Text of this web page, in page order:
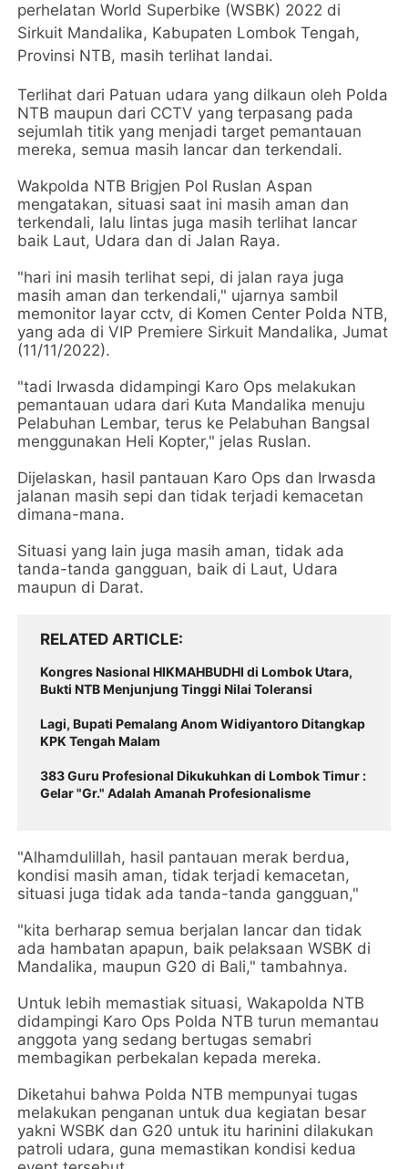
perhelatan World Superbike (WSBK) 2022 di
Sirkuit Mandalika, Kabupaten Lombok Tengah,
Provinsi NTB, masih terlihat landai.
Terlihat dari Patuan udara yang dilkaun oleh Polda
NTB maupun dari CCTV yang terpasang pada
sejumlah titik yang menjadi target pemantauan
mereka, semua masih lancar dan terkendali.
Wakpolda NTB Brigjen Pol Ruslan Aspan
mengatakan, situasi saat ini masih aman dan
terkendali, lalu lintas juga masih terlihat lancar
baik Laut, Udara dan di Jalan Raya.
"hari ini masih terlihat sepi, di jalan raya juga
masih aman dan terkendali," ujarnya sambil
memonitor layar cctv, di Komen Center Polda NTB,
yang ada di VIP Premiere Sirkuit Mandalika, Jumat
(11/11/2022).
"tadi Irwasda didampingi Karo Ops melakukan
pemantauan udara dari Kuta Mandalika menuju
Pelabuhan Lembar, terus ke Pelabuhan Bangsal
menggunakan Heli Kopter," jelas Ruslan.
Dijelaskan, hasil pantauan Karo Ops dan Irwasda
jalanan masih sepi dan tidak terjadi kemacetan
dimana-mana.
Situasi yang lain juga masih aman, tidak ada
tanda-tanda gangguan, baik di Laut, Udara
maupun di Darat.
RELATED ARTICLE
Kongres Nasional HIKMAHBUDHI di Lombok Utara,
Bukti NTB Menjunjung Tinggi Nilai Toleransi
Lagi, Bupati Pemalang Anom Widiyantoro Ditangkap
KPK Tengah Malam
383 Guru Profesional Dikukuhkan di Lombok Timur :
Gelar "Gr." Adalah Amanah Profesionalisme
"Alhamdulillah, hasil pantauan merak berdua,
kondisi masih aman, tidak terjadi kemacetan,
situasi juga tidak ada tanda-tanda gangguan,"
"kita berharap semua berjalan lancar dan tidak
ada hambatan apapun, baik pelaksaan WSBK di
Mandalika, maupun G20 di Bali," tambahnya.
Untuk lebih memastiak situasi, Wakapolda NTB
didampingi Karo Ops Polda NTB turun memantau
anggota yang sedang bertugas semabri
membagikan perbekalan kepada mereka.
Diketahui bahwa Polda NTB mempunyai tugas
melakukan penganan untuk dua kegiatan besar
yakni WSBK dan G20 untuk itu harinini dilakukan
patroli udara, guna memastikan kondisi kedua